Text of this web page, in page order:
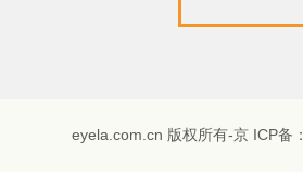
eyela.com.cn 版权所有-京 ICP备：